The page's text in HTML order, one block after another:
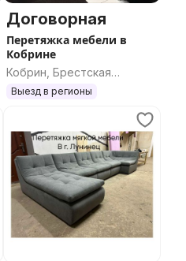
Договорная
Перетяжка мебели в
Кобрине
Кобрин, Брестская
область
Выезд в регионы